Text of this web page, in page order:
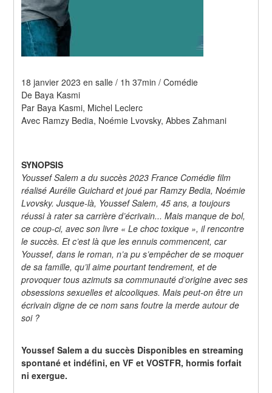
18 janvier 2023 en salle / 1h 37min / Comédie
De Baya Kasmi
Par Baya Kasmi, Michel Leclerc
Avec Ramzy Bedia, Noémie Lvovsky, Abbes Zahmani
SYNOPSIS
Youssef Salem a du succès 2023 France Comédie film
réalisé Aurélie Guichard et joué par Ramzy Bedia, Noémie
Lvovsky. Jusque-là, Youssef Salem, 45 ans, a toujours
réussi à rater sa carrière d’écrivain... Mais manque de bol,
ce coup-ci, avec son livre « Le choc toxique », il rencontre
le succès. Et c’est là que les ennuis commencent, car
Youssef, dans le roman, n’a pu s’empêcher de se moquer
de sa famille, qu’il aime pourtant tendrement, et de
provoquer tous azimuts sa communauté d’origine avec ses
obsessions sexuelles et alcooliques. Mais peut-on être un
écrivain digne de ce nom sans foutre la merde autour de
soi ?
Youssef Salem a du succès Disponibles en streaming
spontané et indéfini, en VF et VOSTFR, hormis forfait
ni exergue.